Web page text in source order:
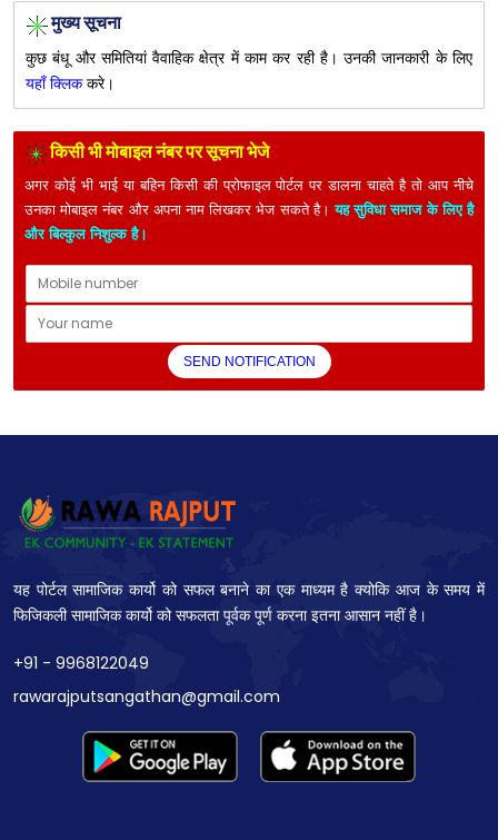
मुख्य सूचना
कुछ बंधू और समितियां वैवाहिक क्षेत्र में काम कर रही है। उनकी जानकारी के लिए
यहाँ क्लिककरे।
किसी भी मोबाइल नंबर पर सूचना भेजे
अगर कोई भी भाई या बहिन किसी की प्रोफाइल पोर्टल पर डालना चाहते है तो आप नीचे
उनका मोबाइल नंबर और अपना नाम लिखकर भेज सकते है।यह सुविधा समाज के लिए है
और बिल्कुल निशुल्क है।
यह पोर्टल सामाजिक कार्यो को सफल बनाने का एक माध्यम है क्योकि आज के समय में
फिजिकली सामाजिक कार्यो को सफलता पूर्वक पूर्ण करना इतना आसान नहीं है।
+91 - 9968122049
rawarajputsangathan@gmail.com